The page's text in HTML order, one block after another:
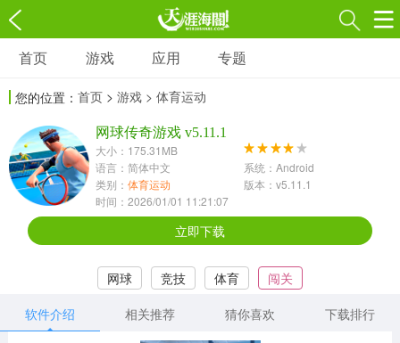
游戏
3697款应用
1597款应用
休闲益智
13387款应用
2196款应用
冒险解谜
418款应用
音乐舞蹈
首页 游戏 应用 专题
您的位置： 首页 > 游戏 > 体育运动
网球传奇游戏 v5.11.1
大小：175.31MB
语言：简体中文
系统：Android
类别： 体育运动
版本：v5.11.1
时间：2026/01/01 11:21:07
立即下载
网球 竞技 体育
闯关
软件介绍
相关推荐 猜你喜欢 下载排行